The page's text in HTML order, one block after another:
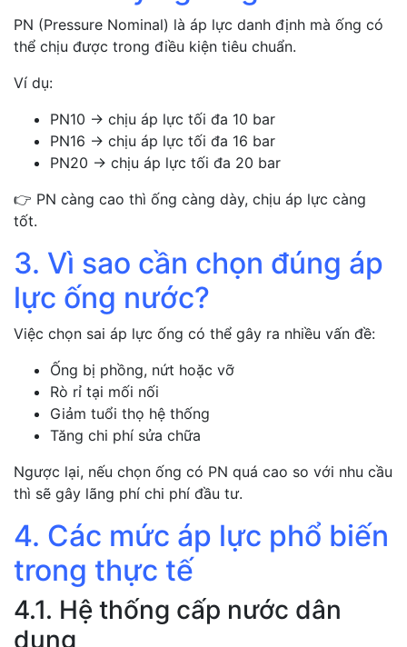
PN (Pressure Nominal) là áp lực danh định mà ống có
thể chịu được trong điều kiện tiêu chuẩn.
Ví dụ:
PN10 → chịu áp lực tối đa 10 bar
PN16 → chịu áp lực tối đa 16 bar
PN20 → chịu áp lực tối đa 20 bar
👉 PN càng cao thì ống càng dày, chịu áp lực càng
tốt.
3. Vì sao cần chọn đúng áp
lực ống nước?
Việc chọn sai áp lực ống có thể gây ra nhiều vấn đề:
Ống bị phồng, nứt hoặc vỡ
Rò rỉ tại mối nối
Giảm tuổi thọ hệ thống
Tăng chi phí sửa chữa
Ngược lại, nếu chọn ống có PN quá cao so với nhu cầu
thì sẽ gây lãng phí chi phí đầu tư.
4. Các mức áp lực phổ biến
trong thực tế
4.1. Hệ thống cấp nước dân
dụng